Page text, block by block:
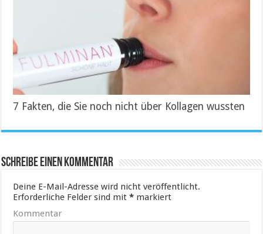
7 Fakten, die Sie noch nicht über Kollagen wussten
Schreibe einen Kommentar
Deine E-Mail-Adresse wird nicht veröffentlicht.
Erforderliche Felder sind mit* markiert
Kommentar